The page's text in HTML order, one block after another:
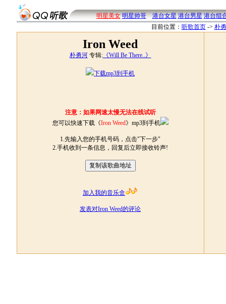
明星美女 明星帅哥 港台女星 港台男星 港台组
目前位置： 听歌首页 -> 朴
Iron Weed
朴勇河专辑:《Will Be There..》
下载mp3到手机
注意：如果网速太慢无法在线试听
您可以快速下载《Iron Weed》mp3到手机
1.先输入您的手机号码，点击"下一步"
2.手机收到一条信息，回复后立即接收铃声!
加入我的音乐盒
发表对Iron Weed的评论